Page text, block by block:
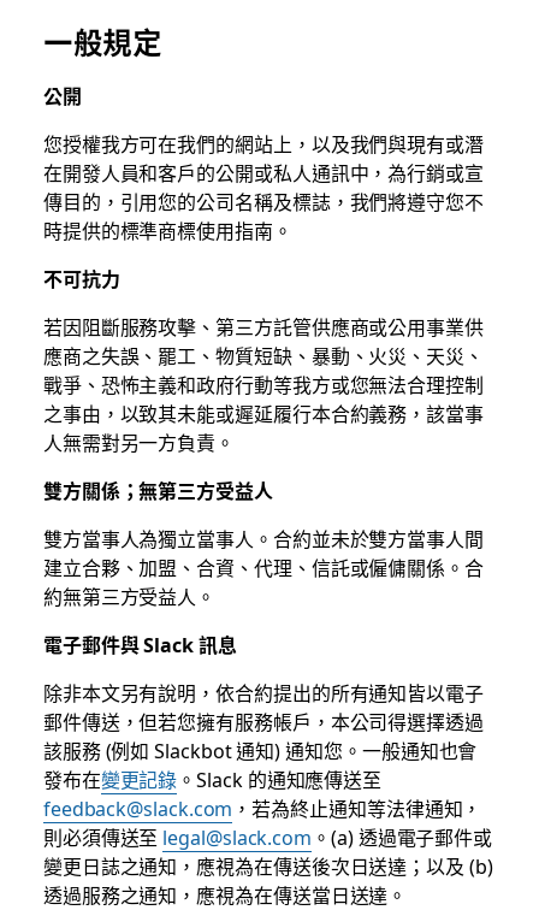
一般規定
公開
您授權我方可在我們的網站上，以及我們與現有或潛
在開發人員和客戶的公開或私人通訊中，為行銷或宣
傳目的，引用您的公司名稱及標誌，我們將遵守您不
時提供的標準商標使用指南。
不可抗力
若因阻斷服務攻擊、第三方託管供應商或公用事業供
應商之失誤、罷工、物質短缺、暴動、火災、天災、
戰爭、恐怖主義和政府行動等我方或您無法合理控制
之事由，以致其未能或遲延履行本合約義務，該當事
人無需對另一方負責。
雙方關係；無第三方受益人
雙方當事人為獨立當事人。合約並未於雙方當事人間
建立合夥、加盟、合資、代理、信託或僱傭關係。合
約無第三方受益人。
電子郵件與 Slack 訊息
除非本文另有說明，依合約提出的所有通知皆以電子
郵件傳送，但若您擁有服務帳戶，本公司得選擇透過
該服務 (例如 Slackbot 通知) 通知您。一般通知也會
發布在變更記錄 。Slack 的通知應傳送至
feedback@slack.com ，若為終止通知等法律通知，
則必須傳送至 legal@slack.com 。(a) 透過電子郵件或
變更日誌之通知，應視為在傳送後次日送達；以及 (b)
透過服務之通知，應視為在傳送當日送達。